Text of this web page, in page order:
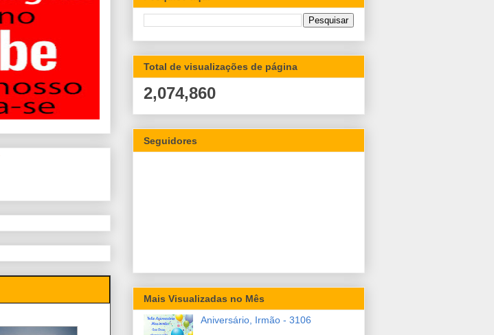
Total de visualizações de página
2,074,860
Seguidores
Mais Visualizadas no Mês
Aniversário, Irmão - 3106